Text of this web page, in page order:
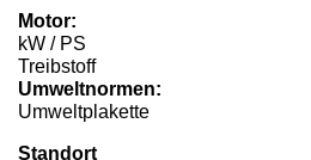
Motor:
kW / PS
Treibstoff
Umweltnormen:
Umweltplakette
Standort